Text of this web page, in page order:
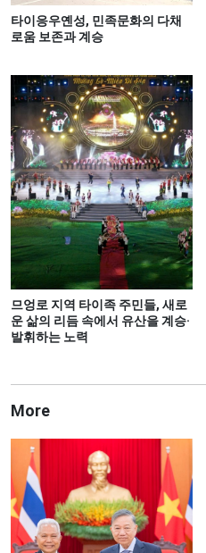
타이응우옌성, 민족문화의 다채
로움 보존과 계승
므엉로 지역 타이족 주민들, 새로
운 삶의 리듬 속에서 유산을 계승·
발휘하는 노력
More